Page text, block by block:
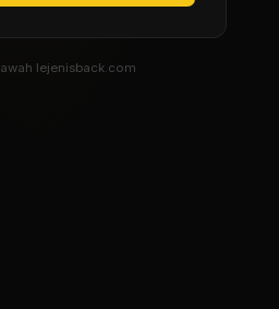
lejenisback.com